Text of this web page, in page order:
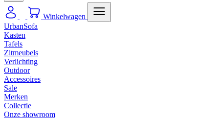
Winkelwagen
UrbanSofa
Kasten
Tafels
Zitmeubels
Verlichting
Outdoor
Accessoires
Sale
Merken
Collectie
Onze showroom